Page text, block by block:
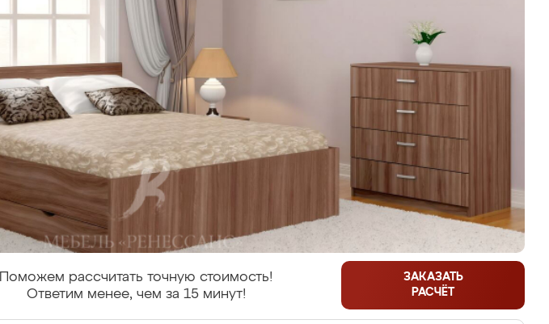
Поможем рассчитать точную стоимость!
Ответим менее, чем за 15 минут!
ЗАКАЗАТЬ
РАСЧЁТ